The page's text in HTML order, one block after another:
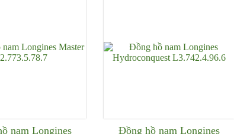
nam Longines
Đồng hồ nam Longines